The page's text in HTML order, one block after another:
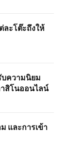
ละโต๊ะถึงให้
บความนิยม
สิโนออนไลน์
และการเข้า